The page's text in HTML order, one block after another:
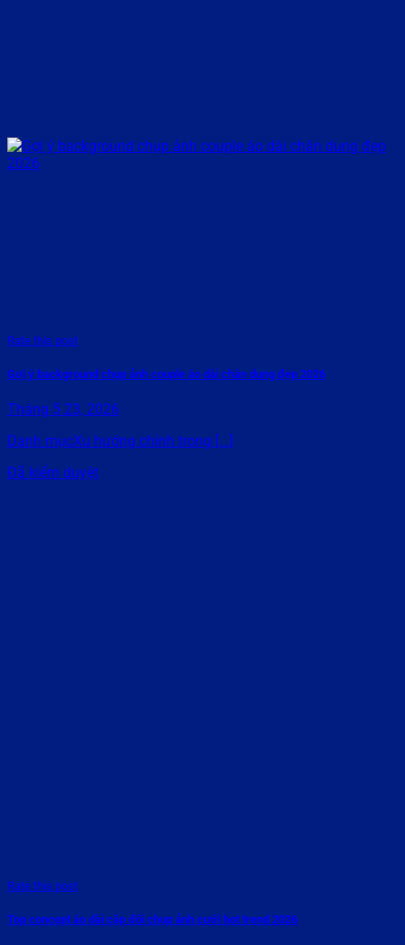
Rate this post
Gợi ý background chụp ảnh couple áo dài chân dung đẹp 2026
Tháng 5 23, 2026
Danh mụcXu hướng chính trong [...]
Đã kiểm duyệt
Rate this post
Top concept áo dài cặp đôi chụp ảnh cưới hot trend 2026